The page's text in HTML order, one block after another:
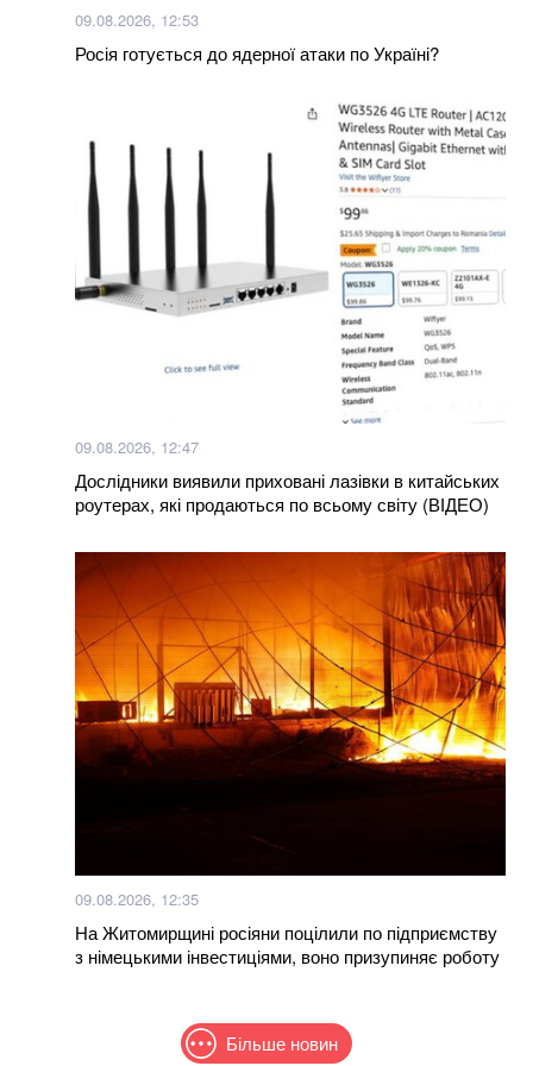
Залишилося мало часу: розвідка США шокувала
новим прогнозом щодо нападу Путіна на НАТО
Більше новин
09.08.2026, 12:53
Росія готується до ядерної атаки по Україні?
09.08.2026, 12:47
Дослідники виявили приховані лазівки в китайських
роутерах, які продаються по всьому світу (ВІДЕО)
09.08.2026, 12:35
На Житомирщині росіяни поцілили по підприємству
з німецькими інвестиціями, воно призупиняє роботу
Більше новин